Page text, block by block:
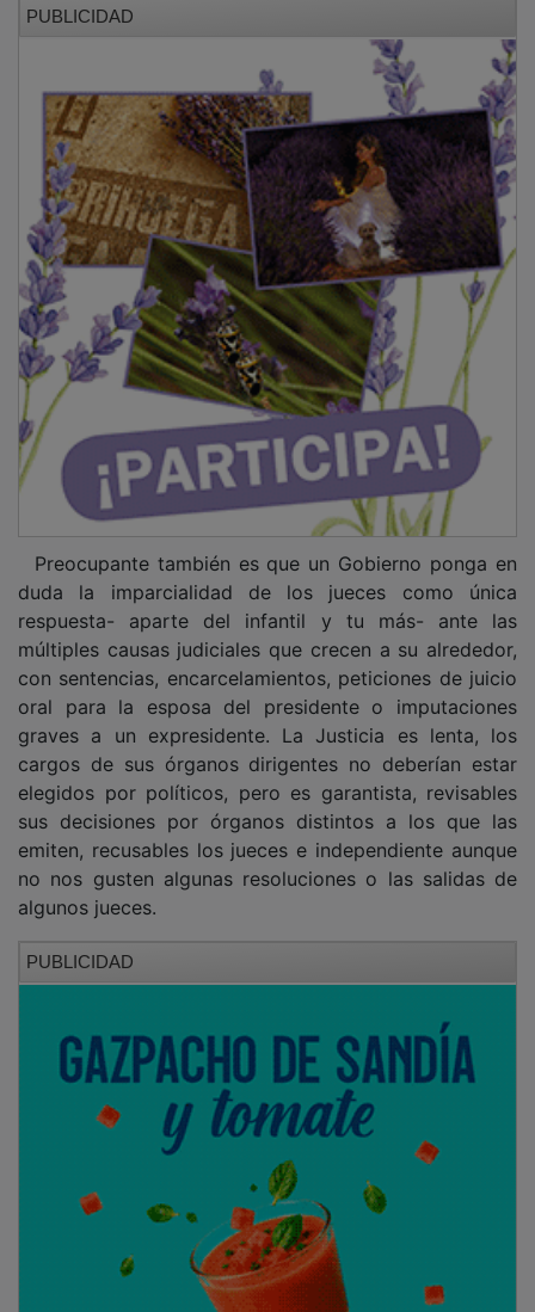
duda la imparcialidad de los jueces como única
respuesta- aparte del infantil y tu más- ante las
múltiples causas judiciales que crecen a su alrededor,
con sentencias, encarcelamientos, peticiones de juicio
oral para la esposa del presidente o imputaciones
graves a un expresidente. La Justicia es lenta, los
cargos de sus órganos dirigentes no deberían estar
elegidos por políticos, pero es garantista, revisables
sus decisiones por órganos distintos a los que las
emiten, recusables los jueces e independiente aunque
no nos gusten algunas resoluciones o las salidas de
algunos jueces.